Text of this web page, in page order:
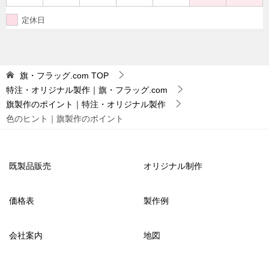
定休日
旗・フラッグ.com TOP
特注・オリジナル製作｜旗・フラッグ.com
旗製作のポイント｜特注・オリジナル製作
色のヒント｜旗製作のポイント
既製品販売 オリジナル制作
価格表 製作例
会社案内 地図